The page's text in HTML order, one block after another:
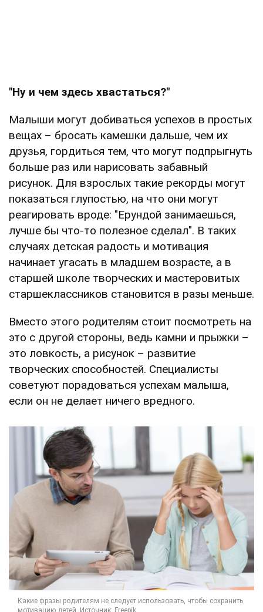
"Ну и чем здесь хвастаться?"
Малыши могут добиваться успехов в простых
вещах – бросать камешки дальше, чем их
друзья, гордиться тем, что могут подпрыгнуть
больше раз или нарисовать забавный
рисунок. Для взрослых такие рекорды могут
показаться глупостью, на что они могут
реагировать вроде: "Ерундой занимаешься,
лучше бы что-то полезное сделал". В таких
случаях детская радость и мотивация
начинает угасать в младшем возрасте, а в
старшей школе творческих и мастеровитых
старшеклассников становится в разы меньше.
Вместо этого родителям стоит посмотреть на
это с другой стороны, ведь камни и прыжки –
это ловкость, а рисунок – развитие
творческих способностей. Специалисты
советуют порадоваться успехам малыша,
если он не делает ничего вредного.